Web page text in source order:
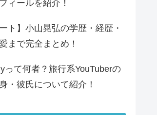
ィールを紹介！
ト】小山晃弘の学歴・経歴・
まで完全まとめ！
って何者？旅行系YouTuberの
・彼氏について紹介！